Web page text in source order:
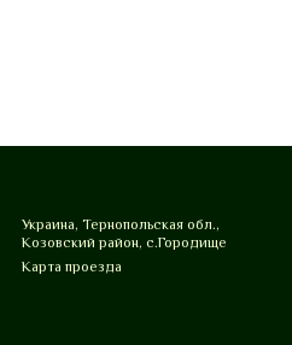
Украина, Тернопольская обл.,
Козовский район, с.Городище
Карта проезда